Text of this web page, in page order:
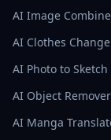
AI Image
AI Clothes
AI Photo to Sketch
AI Object Remover
AI Manga